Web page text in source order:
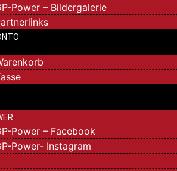
Power – Bildergalerie
Power – Facebook
Power- Instagram